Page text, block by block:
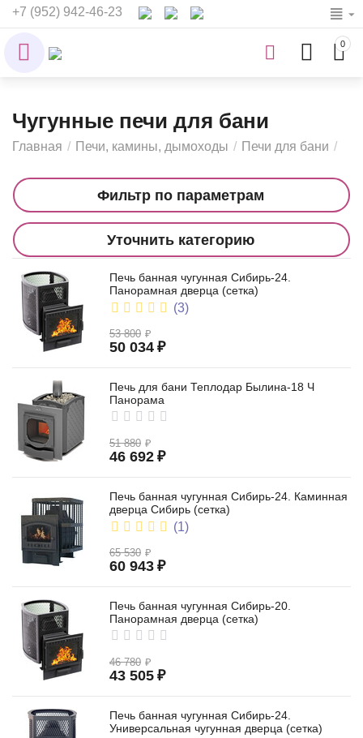
+7 (952) 942-46-23
0
Чугунные печи для бани
Главная / Печи, камины, дымоходы / Печи для бани /
Фильтр по параметрам
Уточнить категорию
Печь банная чугунная Сибирь-24.
Панорамная дверца (сетка)
(3)
53 800 ₽
50 034 ₽
Печь для бани Теплодар Былина-18 Ч
Панорама
51 880 ₽
46 692 ₽
Печь банная чугунная Сибирь-24. Каминная
дверца Сибирь (сетка)
(1)
65 530 ₽
60 943 ₽
Печь банная чугунная Сибирь-20.
Панорамная дверца (сетка)
46 780 ₽
43 505 ₽
Печь банная чугунная Сибирь-24.
Универсальная чугунная дверца (сетка)